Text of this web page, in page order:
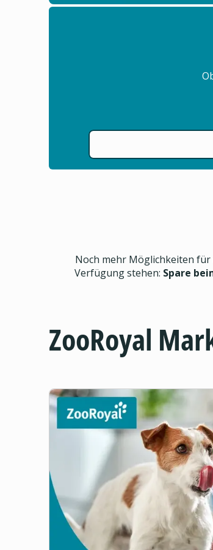
Noch mehr Möglichkeiten für
Verfügung stehen: Spare
ZooRoyal